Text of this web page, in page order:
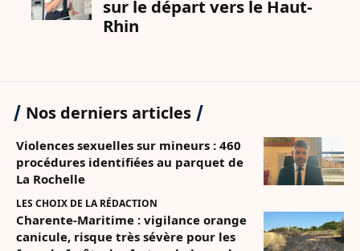
Nos derniers articles
Violences sexuelles sur mineurs : 460
procédures identifiées au parquet de
La Rochelle
LES CHOIX DE LA RÉDACTION
Charente-Maritime : vigilance orange
canicule, risque très sévère pour les